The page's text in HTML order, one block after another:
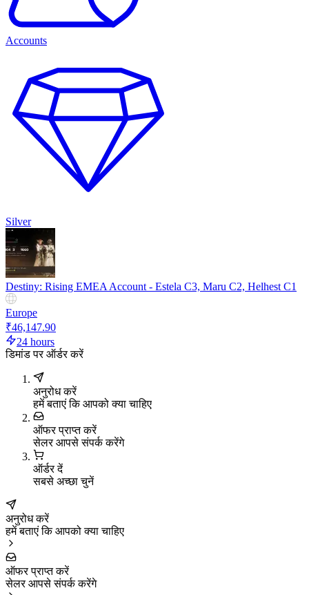
Accounts
Silver
Destiny: Rising EMEA Account - Estela C3, Maru C2, Helhest C1
Europe
₹46,147.90
24 hours
डिमांड पर ऑर्डर करें
अनुरोध करें
हमें बताएं कि आपको क्या चाहिए
ऑफर प्राप्त करें
सेलर आपसे संपर्क करेंगे
ऑर्डर दें
सबसे अच्छा चुनें
अनुरोध करें
हमें बताएं कि आपको क्या चाहिए
ऑफर प्राप्त करें
सेलर आपसे संपर्क करेंगे